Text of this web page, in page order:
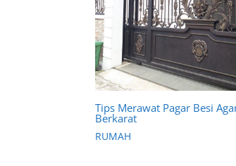
Tips Merawat Pagar Besi
Berkarat
RUMAH